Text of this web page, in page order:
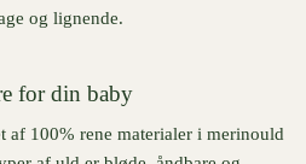
og lignende.
for din baby
af 100% rene materialer i merinould